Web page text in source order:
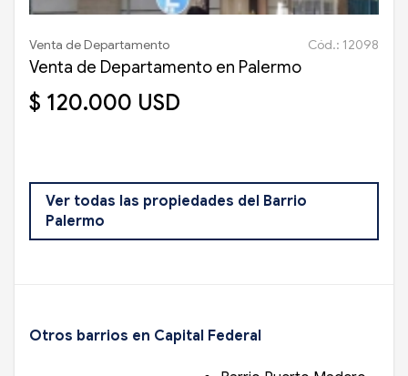
Venta de Departamento Cód.: 12098
Venta de Departamento en Palermo
$ 120.000 USD
Ver todas las propiedades del Barrio
Palermo
Otros barrios en Capital Federal